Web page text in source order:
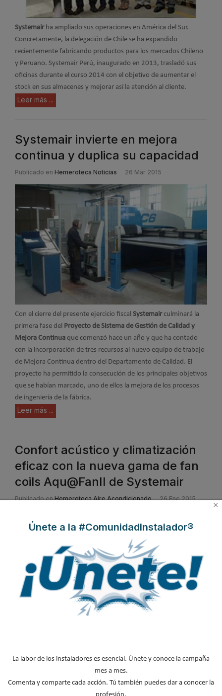
Systemairha ampliado sus operaciones en América del Sur.
Concretamente, la delegación de Chile se ha expandido
recientemente fabricando productos para los mercados Chileno
y Peruano. Systemair Perú, inaugurado en 2013, trasladó sus
oficinas durante el curso 2014 con el objetivo de aumentar el
stock en sus almacenes y mejorar así la atención al cliente.
Leer más ...
Systemair invierte en mejora
continua y duplica su capacidad
Publicado en Hemeroteca Noticias 26 Mar 2015
Con el cierre del presente ejercicio fiscal Systemairculminará la
primera fase del Proyecto de Sistema de Gestión de Calidad y
Mejora Continua que comenzó hace un año y que ha contado
con la incorporación de tres recursos al nuevo equipo de trabajo
de Mejora Continua dentro del Departamento de Calidad. El
proyecto ha permitido la consecución de los principales objetivos
que se habían marcado, uno de ellos la mejora de los procesos
de ingeniería de la fábrica.
Leer más ...
Confort acústico y climatización
eficaz con la nueva gama de fan
coils Aqu@FanII de Systemair
Publicado en Hemeroteca Aire Acondicionado 26 Ene 2015
La gama de fan coils
para climatizar de manera agradable y eficaz a lo largo de todo el
×
Únete a la #ComunidadInstalador®
La labor de los instaladores es esencial. Únete y conoce la campaña
mes a mes.
Comenta y comparte cada acción. Tú también puedes dar a conocer la